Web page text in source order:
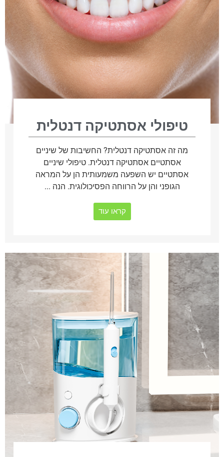
טיפולי אסתטיקה דנטלית
מה זה אסתטיקה דנטלית? החשיבות של שיניים
אסתטיים אסתטיקה דנטלית. טיפולי שיניים
אסתטיים יש השפעה משמעותית הן על המראה
הגופני והן על הרווחה הפסיכולוגית. הנה ...
קראו עוד